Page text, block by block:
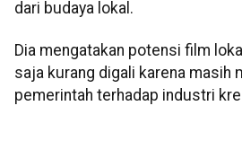
dari budaya lokal.
Dia mengatakan potensi film
saja kurang digali karena masih
pemerintah terhadap industri